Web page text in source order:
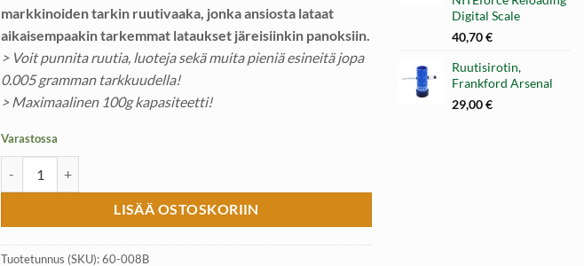
markkinoiden tarkin ruutivaaka, jonka ansiosta lataat
aikaisempaakin tarkemmat lataukset järeisiinkin panoksiin.
> Voit punnita ruutia, luoteja sekä muita pieniä esineitä jopa
0.005 gramman tarkkuudella!
> Maximaalinen 100g kapasiteetti!
Varastossa
LISÄÄ OSTOSKORIIN
Tuotetunnus (SKU):60-008B
Digital Scale
40,70€
Ruutisirotin,
Frankford Arsenal
29,00€